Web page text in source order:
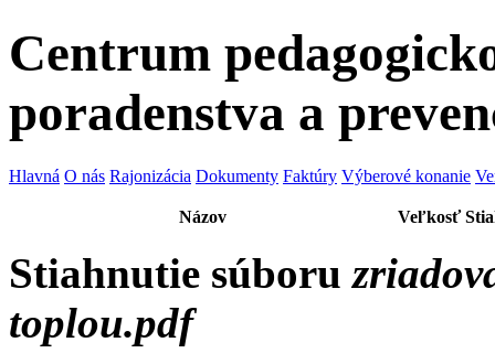
Centrum
poradenstva a
Hlavná O nás Rajonizácia Dokumenty Faktúry Výberové konanie
Názov Veľkosť
Stiahnutie súboru
toplou.pdf